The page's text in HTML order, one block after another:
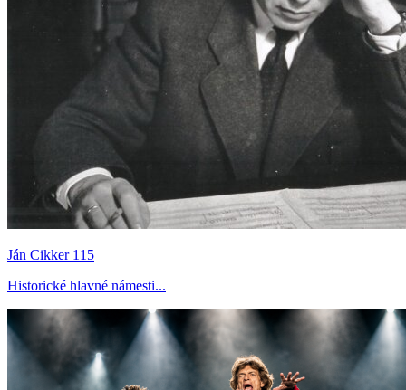
Ján Cikker 115
Historické hlavné námesti...